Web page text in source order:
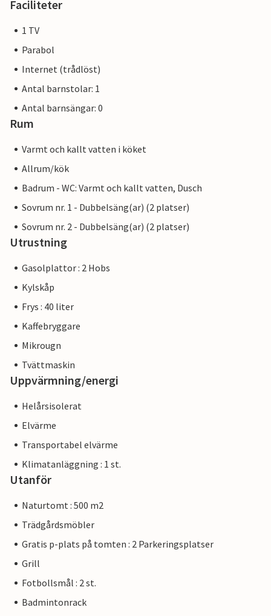
Faciliteter
1 TV
Parabol
Internet (trådlöst)
Antal barnstolar: 1
Antal barnsängar: 0
Rum
Varmt och kallt vatten i köket
Allrum/kök
Badrum - WC: Varmt och kallt vatten, Dusch
Sovrum nr. 1 - Dubbelsäng(ar) (2 platser)
Sovrum nr. 2 - Dubbelsäng(ar) (2 platser)
Utrustning
Gasolplattor : 2 Hobs
Kylskåp
Frys : 40 liter
Kaffebryggare
Mikrougn
Tvättmaskin
Uppvärmning/energi
Helårsisolerat
Elvärme
Transportabel elvärme
Klimatanläggning : 1 st.
Utanför
Naturtomt : 500 m2
Trädgårdsmöbler
Gratis p-plats på tomten : 2 Parkeringsplatser
Grill
Fotbollsmål : 2 st.
Badmintonrack